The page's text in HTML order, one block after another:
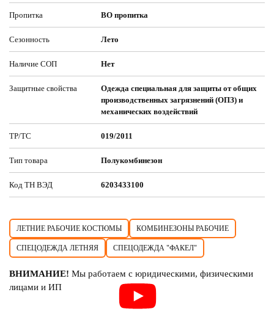
Пропитка ВО пропитка
Сезонность Лето
Наличие СОП Нет
Защитные свойства
Одежда специальная для защиты от общих
производственных загрязнений (ОПЗ) и
механических воздействий
ТР/ТС 019/2011
Тип товара Полукомбинезон
Код ТН ВЭД 6203433100
ЛЕТНИЕ РАБОЧИЕ КОСТЮМЫ КОМБИНЕЗОНЫ РАБОЧИЕ
СПЕЦОДЕЖДА ЛЕТНЯЯ СПЕЦОДЕЖДА "ФАКЕЛ"
ВНИМАНИЕ! Мы работаем с юридическими, физическими
лицами и ИП